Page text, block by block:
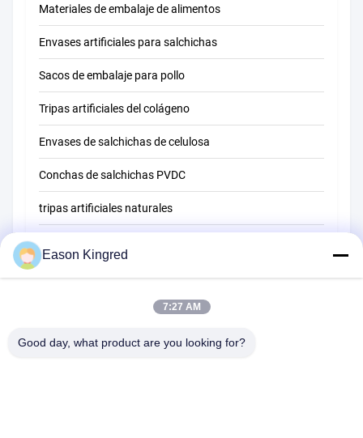
Materiales de embalaje de alimentos
Envases artificiales para salchichas
Sacos de embalaje para pollo
Tripas artificiales del colágeno
Envases de salchichas de celulosa
Conchas de salchichas PVDC
tripas artificiales naturales
Película de embalaje de alimentos
Eason Kingred
7:27 AM
Good day, what product are you looking for?